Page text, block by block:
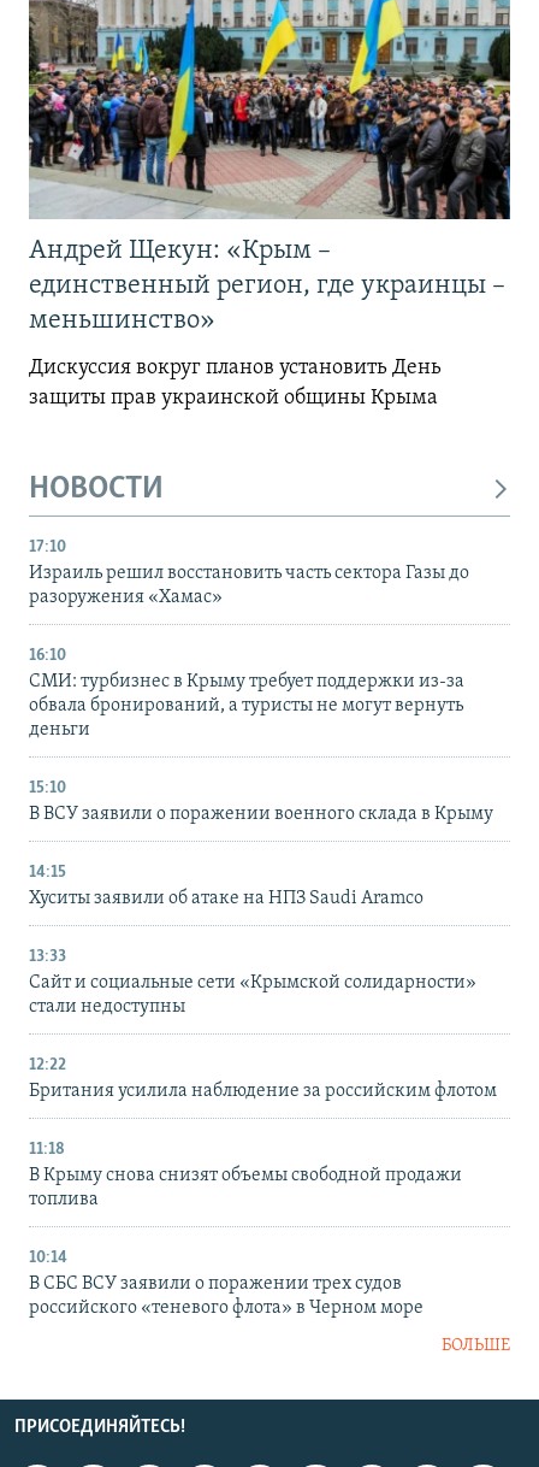
Андрей Щекун: «Крым –
единственный регион, где украинцы –
меньшинство»
Дискуссия вокруг планов установить День
защиты прав украинской общины Крыма
НОВОСТИ
17:10
Израиль решил восстановить часть сектора Газы до
разоружения «Хамас»
16:10
СМИ: турбизнес в Крыму требует поддержки из-за
обвала бронирований, а туристы не могут вернуть
деньги
15:10
В ВСУ заявили о поражении военного склада в Крыму
14:15
Хуситы заявили об атаке на НПЗ Saudi Aramco
13:33
Сайт и социальные сети «Крымской солидарности»
стали недоступны
12:22
Британия усилила наблюдение за российским флотом
11:18
В Крыму снова снизят объемы свободной продажи
топлива
10:14
В СБС ВСУ заявили о поражении трех судов
российского «теневого флота» в Черном море
БОЛЬШЕ
ПРИСОЕДИНЯЙТЕСЬ!